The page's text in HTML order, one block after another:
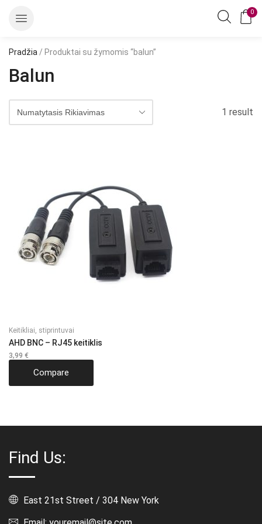
0
Pradžia / Produktai su žymomis “balun”
Balun
1 result
Keitikliai, stiprintuvai
AHD BNC – RJ45 keitiklis
3,99 €
Compare
Find Us:
East 21st Street / 304 New York